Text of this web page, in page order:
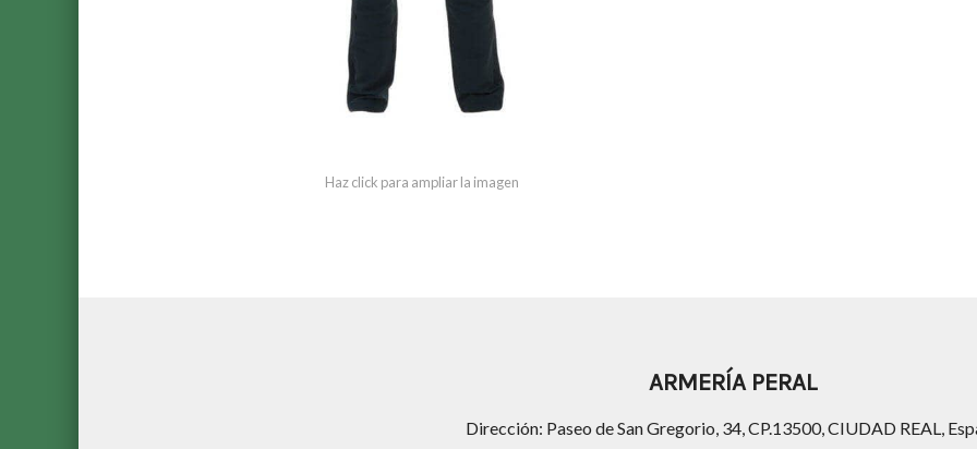
Haz click para ampliar la imagen
ARMERÍA PERAL
Dirección: Paseo de San Gregorio, 34, CP.13500, CIUDAD REAL,